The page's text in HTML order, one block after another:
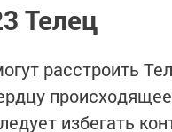
Телец
расстроить
избегать